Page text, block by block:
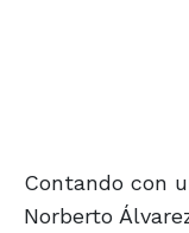
Contando con
Norberto